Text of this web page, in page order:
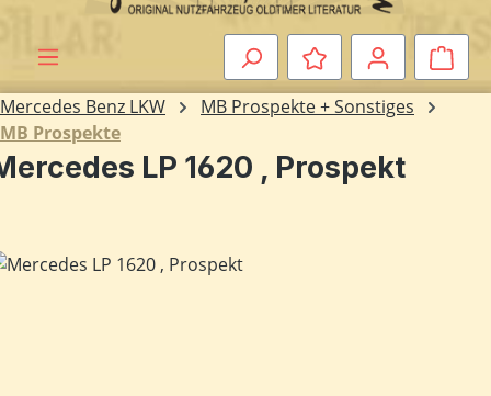
Mercedes Benz LKW
MB Prospekte + Sonstiges
MB Prospekte
LP 1620 , Prospekt
überspringen